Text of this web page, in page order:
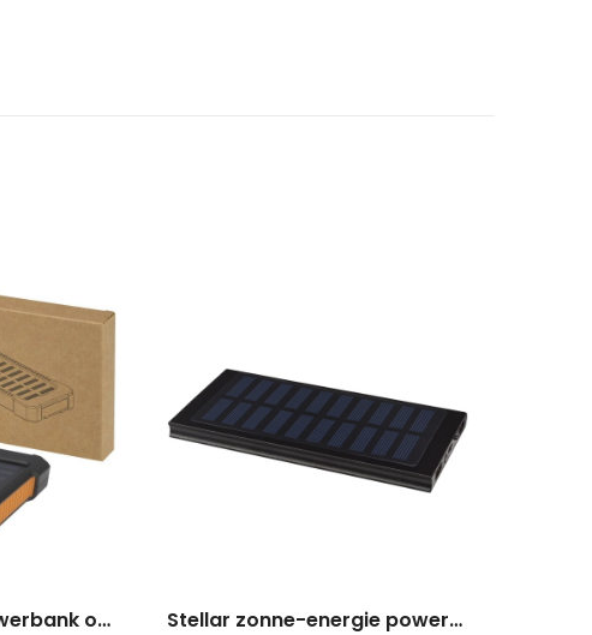
Altair robuuste powerbank op zonne-energie van 5000 mAh 10 W met ingebouwde zaklamp van gerecycled plastic Stellar zonne-energie powerbank 8000 mAh